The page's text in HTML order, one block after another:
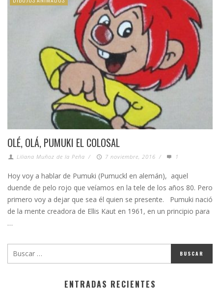
OLÉ, OLÁ, PUMUKI EL COLOSAL
Liliana Muñoz de la Peña / 7 noviembre, 2016 / 1
Hoy voy a hablar de Pumuki (Pumuckl en alemán), aquel
duende de pelo rojo que veíamos en la tele de los años 80. Pero
primero voy a dejar que sea él quien se presente. Pumuki nació
de la mente creadora de Ellis Kaut en 1961, en un principio para
…
ENTRADAS RECIENTES